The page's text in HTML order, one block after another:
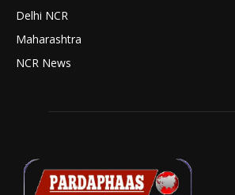
Delhi NCR
Maharashtra
NCR News